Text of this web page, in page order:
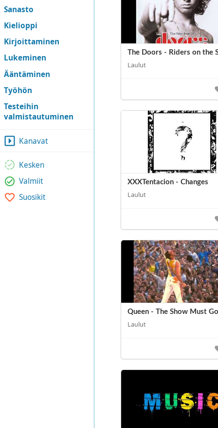
Sanasto
Kielioppi
Kirjoittaminen
Lukeminen
Ääntäminen
Työhön
Testeihin
valmistautuminen
Kanavat
Kesken
Valmiit
Suosikit
The Doors - Riders on the
Laulut
XXXTentacion - Changes
Laulut
Queen - The Show Must
Laulut